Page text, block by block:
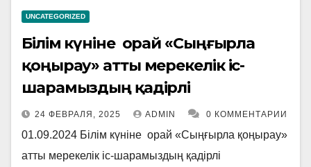
UNCATEGORIZED
Білім күніне орай «Сыңғырла
қоңырау» атты мерекелік іс-
шарамыздың қадірлі
24 ФЕВРАЛЯ, 2025 ADMIN 0 КОММЕНТАРИИ
01.09.2024 Білім күніне орай «Сыңғырла қоңырау»
атты мерекелік іс-шарамыздың қадірлі